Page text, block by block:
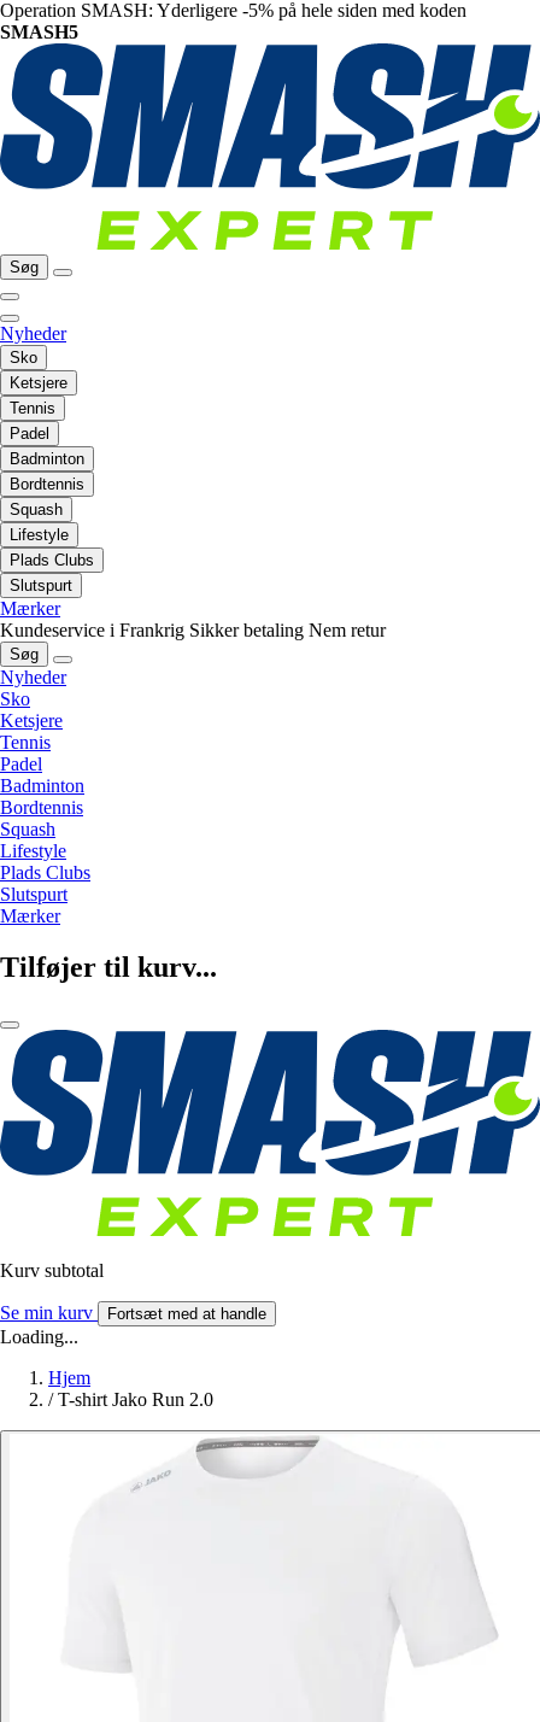
Operation SMASH: Yderligere -5% på hele siden med koden
SMASH5
Søg
Nyheder
Sko
Ketsjere
Tennis
Padel
Badminton
Bordtennis
Squash
Lifestyle
Plads Clubs
Slutspurt
Mærker
Kundeservice i Frankrig Sikker betaling Nem retur
Søg
Nyheder
Sko
Ketsjere
Tennis
Padel
Badminton
Bordtennis
Squash
Lifestyle
Plads Clubs
Slutspurt
Mærker
Tilføjer til kurv...
Kurv subtotal
Se min kurv Fortsæt med at handle
Loading...
Hjem
/ T-shirt Jako Run 2.0